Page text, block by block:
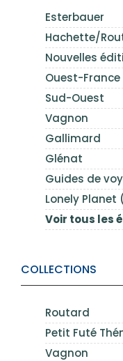
Esterbauer
Hachette/
Nouvelles
Ouest-
Sud-Ouest
Vagnon
Gallimard
Glénat
Guides de
Lonely Planet
Voir tous les
COLLECTIONS
Routard
Petit Futé
Vagnon